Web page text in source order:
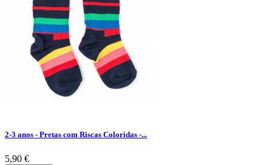
2-3 anos - Pretas com Riscas Coloridas -...
5,90 €